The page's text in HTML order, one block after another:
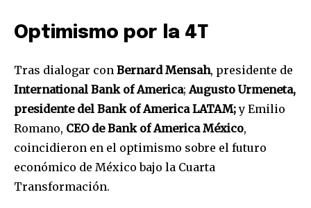
Optimismo por la 4T
Tras dialogar con Bernard Mensah, presidente de
International Bank of America; Augusto Urmeneta,
presidente del Bank of America LATAM;y Emilio
Romano, CEO de Bank of America México,
coincidieron en el optimismo sobre el futuro
económico de México bajo la Cuarta
Transformación.